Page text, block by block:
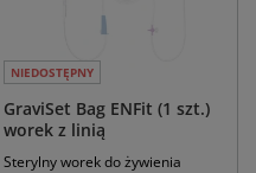
NIEDOSTĘPNY
GraviSet Bag ENFit (1 szt.)
worek z linią
Sterylny worek do żywienia